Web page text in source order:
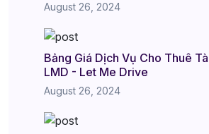
August 26, 2024
Bảng Giá Dịch Vụ Cho Thuê
LMD - Let Me Drive
August 26, 2024